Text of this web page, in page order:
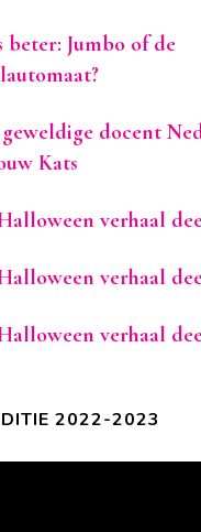
beter: Jumbo of de
docent
Kats
verhaal
verhaal
verhaal
2022-2023